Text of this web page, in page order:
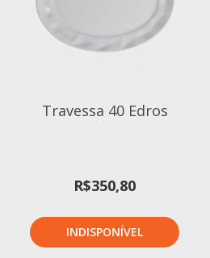
Travessa 40 Edros
R$350,80
INDISPONÍVEL